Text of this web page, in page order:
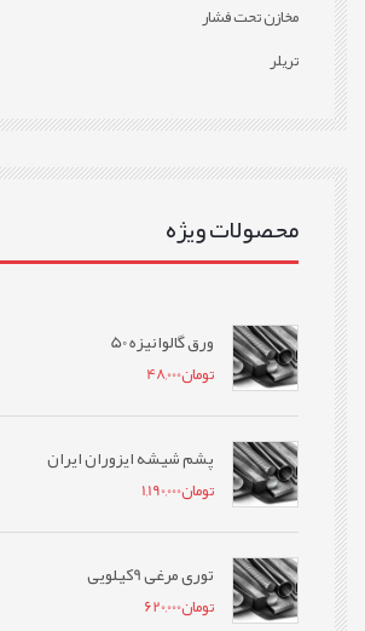
مخازن تحت فشار
تریلر
محصولات ویژه
ورق گالوانیزه 50
تومان48,000
پشم شیشه ایزوران ایران
تومان1,190,000
توری مرغی 9کیلویی
تومان620,000